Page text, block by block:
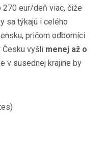
270 eur/deň viac, čiže
sa týkajú i celého
pričom odborníci
Česku vyšli menej až o
v susednej krajine by